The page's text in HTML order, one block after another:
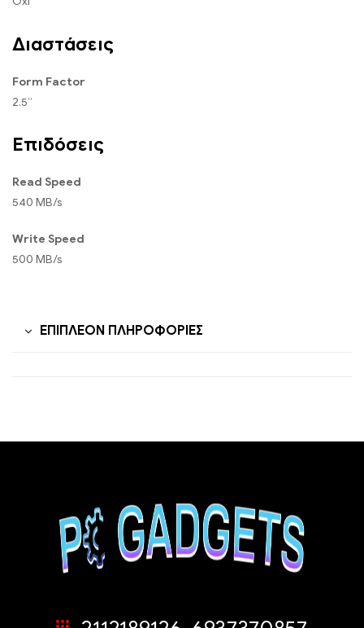
Διαστάσεις
Form Factor
2.5”
Επιδόσεις
Read Speed
540 MB/s
Write Speed
500 MB/s
ΕΠΙΠΛΈΟΝ ΠΛΗΡΟΦΟΡΊΕΣ